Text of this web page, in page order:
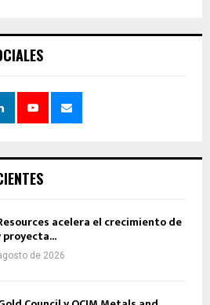
acelera el crecimiento de
proyecta...
de 2026